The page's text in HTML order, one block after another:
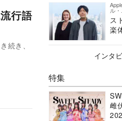
行語
ル
ス
楽
インタ
特集
雌